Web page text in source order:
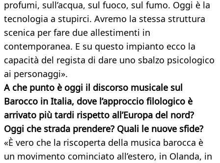
profumi, sull’acqua, sul fuoco, sul fumo. Oggi è la
tecnologia a stupirci. Avremo la stessa struttura
scenica per fare due allestimenti in
contemporanea. E su questo impianto ecco la
capacità del regista di dare uno sbalzo psicologico
ai personaggi».
A che punto è oggi il discorso musicale sul
Barocco in Italia, dove l’approccio filologico è
arrivato più tardi rispetto all’Europa del nord?
Oggi che strada prendere? Quali le nuove sfide?
«È vero che la riscoperta della musica barocca è
un movimento cominciato all’estero, in Olanda, in